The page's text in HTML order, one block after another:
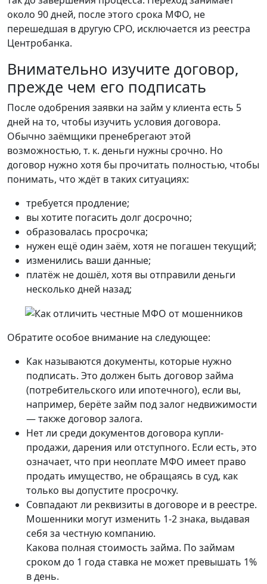
около 90 дней, после этого срока МФО, не
перешедшая в другую СРО, исключается из реестра
Центробанка.
Внимательно изучите договор,
прежде чем его подписать
После одобрения заявки на займ у клиента есть 5
дней на то, чтобы изучить условия договора.
Обычно заёмщики пренебрегают этой
возможностью, т. к. деньги нужны срочно. Но
договор нужно хотя бы прочитать полностью, чтобы
понимать, что ждёт в таких ситуациях:
требуется продление;
вы хотите погасить долг досрочно;
образовалась просрочка;
нужен ещё один заём, хотя не погашен текущий;
изменились ваши данные;
платёж не дошёл, хотя вы отправили деньги
несколько дней назад;
Обратите особое внимание на следующее:
Как называются документы, которые нужно
подписать. Это должен быть договор займа
(потребительского или ипотечного), если вы,
например, берёте займ под залог недвижимости
— также договор залога.
Нет ли среди документов договора купли-
продажи, дарения или отступного. Если есть, это
означает, что при неоплате МФО имеет право
продать имущество, не обращаясь в суд, как
только вы допустите просрочку.
Совпадают ли реквизиты в договоре и в реестре.
Мошенники могут изменить 1-2 знака, выдавая
себя за честную компанию.
Какова полная стоимость займа. По займам
сроком до 1 года ставка не может превышать 1%
в день.